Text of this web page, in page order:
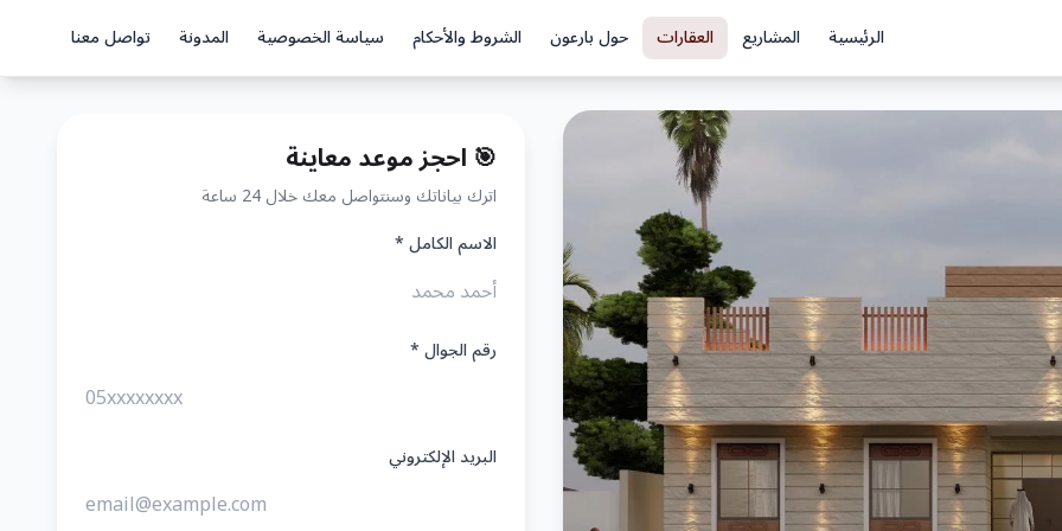
الرئيسية المشاريع العقارات حول بارعون الشروط والأحكام سياسة الخصوصية المدونة تواصل معنا
🎯 احجز موعد معاينة
اترك بياناتك وسنتواصل معك خلال 24 ساعة
الاسم الكامل *
رقم الجوال *
البريد الإلكتروني